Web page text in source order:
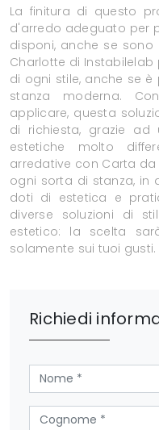
La finitura di questo
d'arredo adeguato per
disponi, anche se
Charlotte di
di ogni stile, anche se
stanza moderna.
applicare, questa
di richiesta, grazie
estetiche molto
arredative con Carta
ogni sorta di stanza, in
doti di estetica e
diverse soluzioni di
estetico: la scelta
solamente sui tuoi gusti.
Richiedi